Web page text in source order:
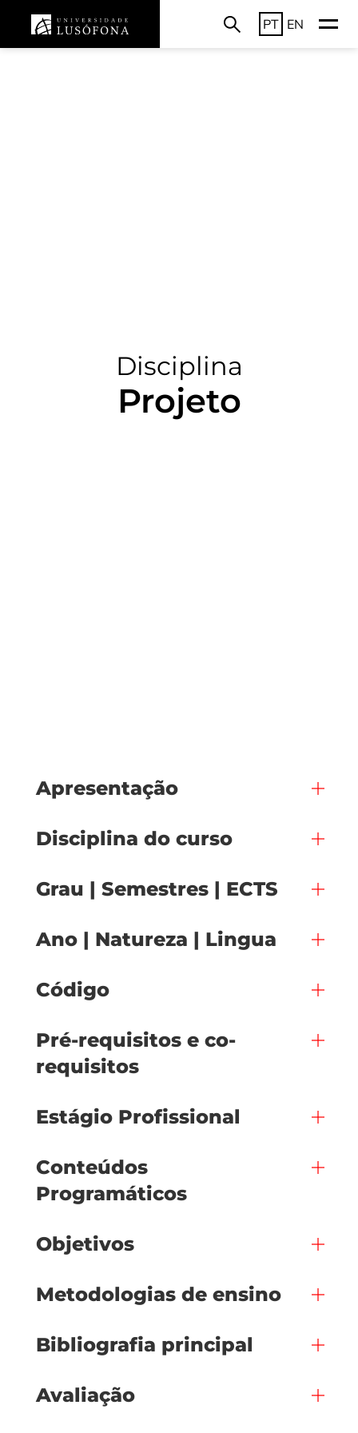
PT EN
Disciplina
Projeto
Apresentação
Disciplina do curso
Grau | Semestres | ECTS
Ano | Natureza | Lingua
Código
Pré-requisitos e co-
requisitos
Estágio Profissional
Conteúdos
Programáticos
Objetivos
Metodologias de ensino
Bibliografia principal
Avaliação